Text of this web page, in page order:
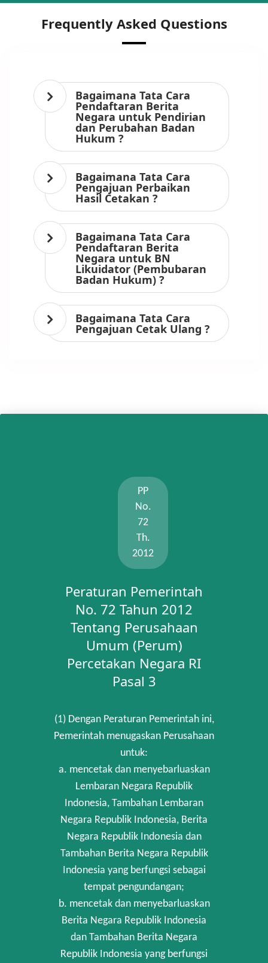
Frequently Asked Questions
Bagaimana Tata Cara
Pendaftaran Berita
Negara untuk Pendirian
dan Perubahan Badan
Hukum ?
Bagaimana Tata Cara
Pengajuan Perbaikan
Hasil Cetakan ?
Bagaimana Tata Cara
Pendaftaran Berita
Negara untuk BN
Likuidator (Pembubaran
Badan Hukum) ?
Bagaimana Tata Cara
Pengajuan Cetak Ulang ?
PP
No.
72
Th.
2012
Peraturan Pemerintah
No. 72 Tahun 2012
Tentang Perusahaan
Umum (Perum)
Percetakan Negara RI
Pasal 3
(1) Dengan Peraturan Pemerintah ini,
Pemerintah menugaskan Perusahaan
untuk:
a. mencetak dan menyebarluaskan
Lembaran Negara Republik
Indonesia, Tambahan Lembaran
Negara Republik Indonesia, Berita
Negara Republik Indonesia dan
Tambahan Berita Negara Republik
Indonesia yang berfungsi sebagai
tempat pengundangan;
b. mencetak dan menyebarluaskan
Berita Negara Republik Indonesia
dan Tambahan Berita Negara
Republik Indonesia yang berfungsi